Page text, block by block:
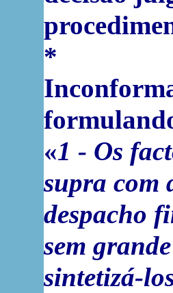
*
«1 - Os
supra com
despacho
sem
sintetizá-